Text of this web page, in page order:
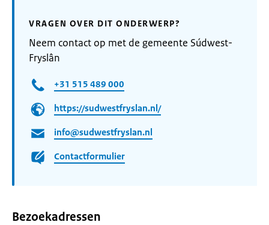
VRAGEN OVER DIT ONDERWERP?
Neem contact op met de gemeente Súdwest-
Fryslân
+31 515 489 000
https://sudwestfryslan.nl/
info@sudwestfryslan.nl
Contactformulier
Bezoekadressen